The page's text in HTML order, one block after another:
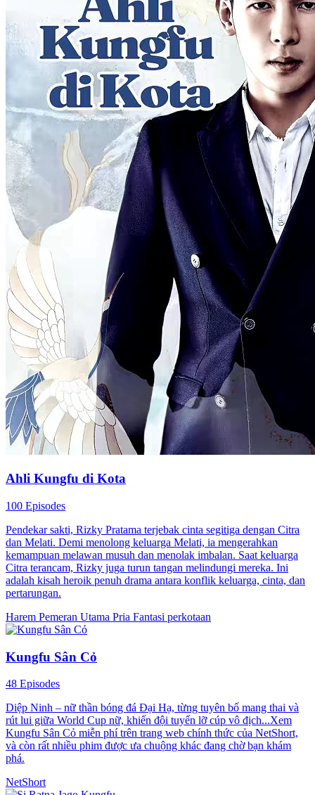
Ahli Kungfu di Kota
100 Episodes
Pendekar sakti, Rizky Pratama terjebak cinta segitiga dengan Citra
dan Melati. Demi menolong keluarga Melati, ia mengerahkan
kemampuan melawan musuh dan menolak imbalan. Saat keluarga
Citra terancam, Rizky juga turun tangan melindungi mereka. Ini
adalah kisah heroik penuh drama antara konflik keluarga, cinta, dan
pertarungan.
Harem Pemeran Utama Pria Fantasi perkotaan
Kungfu Sân Cỏ
48 Episodes
Diệp Ninh – nữ thần bóng đá Đại Hạ, từng tuyên bố mang thai và
rút lui giữa World Cup nữ, khiến đội tuyển lỡ cúp vô địch...Xem
Kungfu Sân Cỏ miễn phí trên trang web chính thức của NetShort,
và còn rất nhiều phim được ưa chuộng khác đang chờ bạn khám
phá.
NetShort